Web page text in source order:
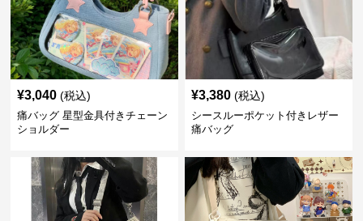
¥3,040 (税込)
痛バッグ 星型金具付きチェーン
ショルダー
¥3,380 (税込)
シースルーポケット付きレザー
痛バッグ